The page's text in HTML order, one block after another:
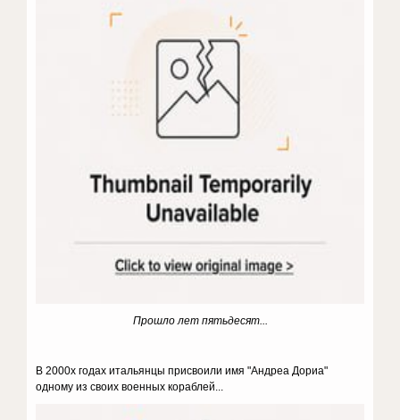
Прошло лет пятьдесят...
В 2000х годах итальянцы присвоили имя "Андреа Дориа"
одному из своих военных кораблей...